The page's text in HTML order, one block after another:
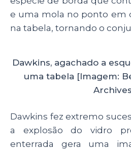
e uma mola no ponto em
na tabela, tornando o
Dawkins, agachado a
uma tabela [Imagem:
Dawkins fez extremo
a explosão do vidro
enterrada gera uma